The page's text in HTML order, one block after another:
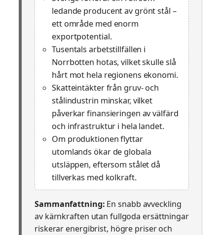
ledande producent av grönt stål –
ett område med enorm
exportpotential.
Tusentals arbetstillfällen i
Norrbotten hotas, vilket skulle slå
hårt mot hela regionens ekonomi.
Skatteintäkter från gruv- och
stålindustrin minskar, vilket
påverkar finansieringen av välfärd
och infrastruktur i hela landet.
Om produktionen flyttar
utomlands ökar de globala
utsläppen, eftersom stålet då
tillverkas med kolkraft.
Sammanfattning: En snabb avveckling
av kärnkraften utan fullgoda ersättningar
riskerar energibrist, högre priser och